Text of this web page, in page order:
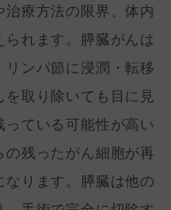
療方法の限界、体内
れます。膵臓がんは
ンパ節に浸潤・転移
取り除いても目に見
ている可能性が高い
残ったがん細胞が再
ります。膵臓は他の